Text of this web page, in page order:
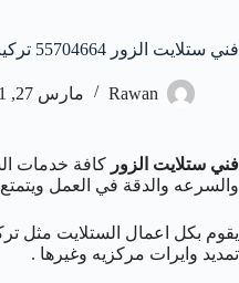
فني ستلايت الزور 55704664 تركيب ستلايت في الزور
Rawan مارس 27, 2021
فني ستلايت الزور كافة خدمات
والسرعه والدقة في العمل
يقوم بكل اعمال الستلايت مثل
تمديد وايرات مركزيه وغيرها .